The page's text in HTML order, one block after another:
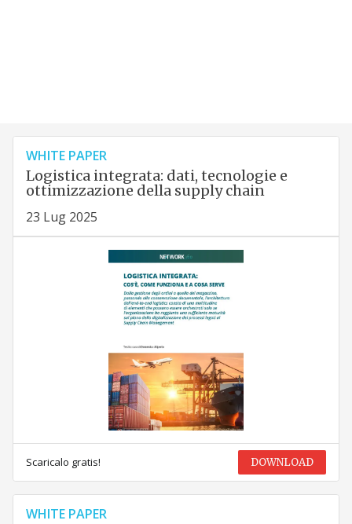
WHITE PAPER
Logistica integrata: dati, tecnologie e
ottimizzazione della supply chain
23 Lug 2025
Scaricalo gratis! DOWNLOAD
WHITE PAPER